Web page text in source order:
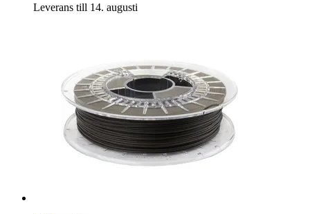
Leverans till 14. augusti